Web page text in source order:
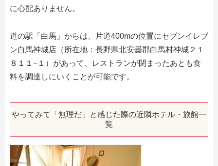
に心配ありません。
道の駅「白馬」からは、片道400mの位置にセブンイレブ
ン白馬神城店（所在地：長野県北安曇郡白馬村神城２１
８１１−１）があって、レストランが閉まったあとも食
料を調達しにいくことが可能です。
やってみて「無理だ」と感じた際の近隣ホテル・旅館一
覧